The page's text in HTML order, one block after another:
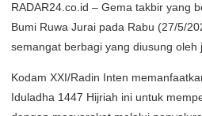
RADAR24.co.id – Gema takbir yang
Bumi Ruwa Jurai pada Rabu (27/5/
semangat berbagi yang diusung oleh
Kodam XXI/Radin Inten
Iduladha 1447 Hijriah ini untuk